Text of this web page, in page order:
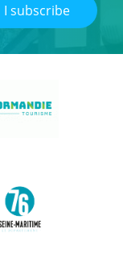
I subscribe